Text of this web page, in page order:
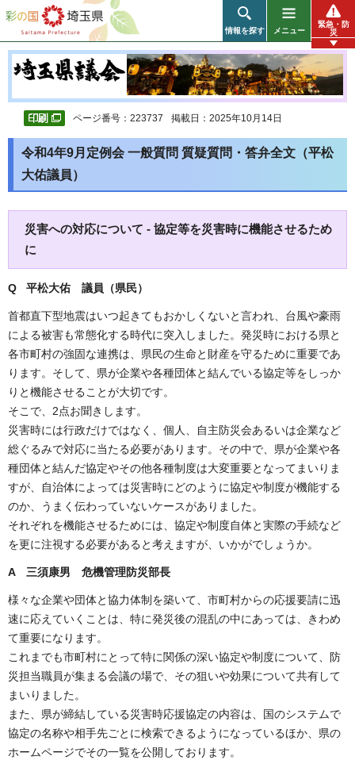
彩の国 埼玉県
情報を探す メニュー
緊急・防
災
ページ番号：223737 掲載日：2025年10月14日
令和4年9月定例会 一般質問 質疑質問・答弁全文（平松
大佑議員）
災害への対応について - 協定等を災害時に機能させるため
に
Q 平松大佑 議員（県民）
首都直下型地震はいつ起きてもおかしくないと言われ、台風や豪雨
による被害も常態化する時代に突入しました。発災時における県と
各市町村の強固な連携は、県民の生命と財産を守るために重要であ
ります。そして、県が企業や各種団体と結んでいる協定等をしっか
りと機能させることが大切です。
そこで、2点お聞きします。
災害時には行政だけではなく、個人、自主防災会あるいは企業など
総ぐるみで対応に当たる必要があります。その中で、県が企業や各
種団体と結んだ協定やその他各種制度は大変重要となってまいりま
すが、自治体によっては災害時にどのように協定や制度が機能する
のか、うまく伝わっていないケースがありました。
それぞれを機能させるためには、協定や制度自体と実際の手続など
を更に注視する必要があると考えますが、いかがでしょうか。
A 三須康男 危機管理防災部長
様々な企業や団体と協力体制を築いて、市町村からの応援要請に迅
速に応えていくことは、特に発災後の混乱の中にあっては、きわめ
て重要になります。
これまでも市町村にとって特に関係の深い協定や制度について、防
災担当職員が集まる会議の場で、その狙いや効果について共有して
まいりました。
また、県が締結している災害時応援協定の内容は、国のシステムで
協定の名称や相手先ごとに検索できるようになっているほか、県の
ホームページでその一覧を公開しております。